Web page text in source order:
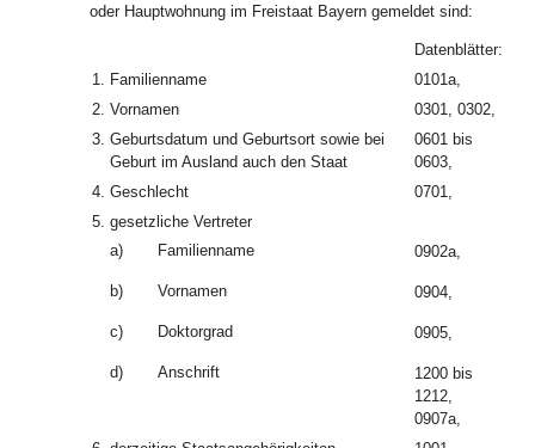
oder Hauptwohnung im Freistaat Bayern gemeldet sind:
Datenblätter:
1. Familienname
0101a,
2. Vornamen
0301, 0302,
3. Geburtsdatum und Geburtsort sowie bei
Geburt im Ausland auch den Staat
0601 bis
0603,
4. Geschlecht
0701,
5. gesetzliche Vertreter
a)
Familienname 0902a,
b) Vornamen 0904,
c) Doktorgrad 0905,
d) Anschrift
1200 bis
1212,
0907a,